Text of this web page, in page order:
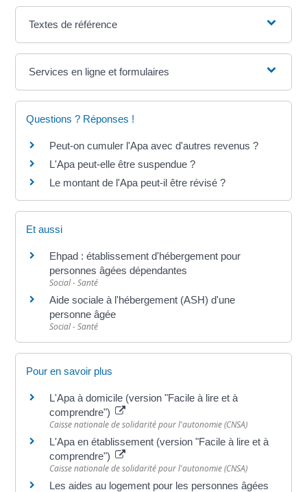
Textes de référence
Services en ligne et formulaires
Questions ? Réponses !
Peut-on cumuler l'Apa avec d'autres revenus ?
L'Apa peut-elle être suspendue ?
Le montant de l'Apa peut-il être révisé ?
Et aussi
Ehpad : établissement d'hébergement pour
personnes âgées dépendantes
Social - Santé
Aide sociale à l'hébergement (ASH) d'une
personne âgée
Social - Santé
Pour en savoir plus
L'Apa à domicile (version "Facile à lire et à
comprendre")
Caisse nationale de solidarité pour l'autonomie (CNSA)
L'Apa en établissement (version "Facile à lire et à
comprendre")
Caisse nationale de solidarité pour l'autonomie (CNSA)
Les aides au logement pour les personnes âgées